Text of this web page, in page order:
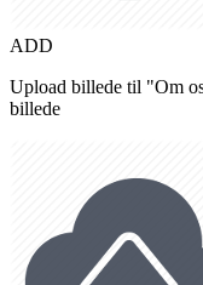
ADD
Upload billede til "Om
billede